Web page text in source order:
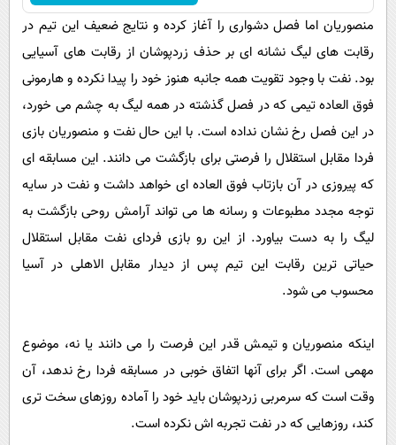
منصوریان اما فصل دشواری را آغاز کرده و نتایج ضعیف این تیم در
رقابت های لیگ نشانه ای بر حذف زردپوشان از رقابت های آسیایی
بود. نفت با وجود تقویت همه جانبه هنوز خود را پیدا نکرده و هارمونی
فوق العاده تیمی که در فصل گذشته در همه لیگ به چشم می‌ خورد،
در این فصل رخ نشان نداده است. با این حال نفت و منصوریان بازی
فردا مقابل استقلال را فرصتی برای بازگشت می‌ دانند. این مسابقه ای
که پیروزی در آن بازتاب فوق العاده ای خواهد داشت و نفت در سایه
توجه مجدد مطبوعات و رسانه ها می‌ تواند آرامش روحی بازگشت به
لیگ را به دست بیاورد. از این رو بازی فردای نفت مقابل استقلال
حیاتی ترین رقابت این تیم پس از دیدار مقابل الاهلی در آسیا
محسوب می‌ شود.
اینکه منصوریان و تیمش قدر این فرصت را می‌ دانند یا نه، موضوع
مهمی است. اگر برای آنها اتفاق خوبی در مسابقه فردا رخ ندهد، آن
وقت است که سرمربی زردپوشان باید خود را آماده روزهای سخت تری
کند، روزهایی که در نفت تجربه اش نکرده است.